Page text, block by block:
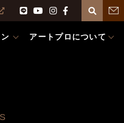
アートプロについて